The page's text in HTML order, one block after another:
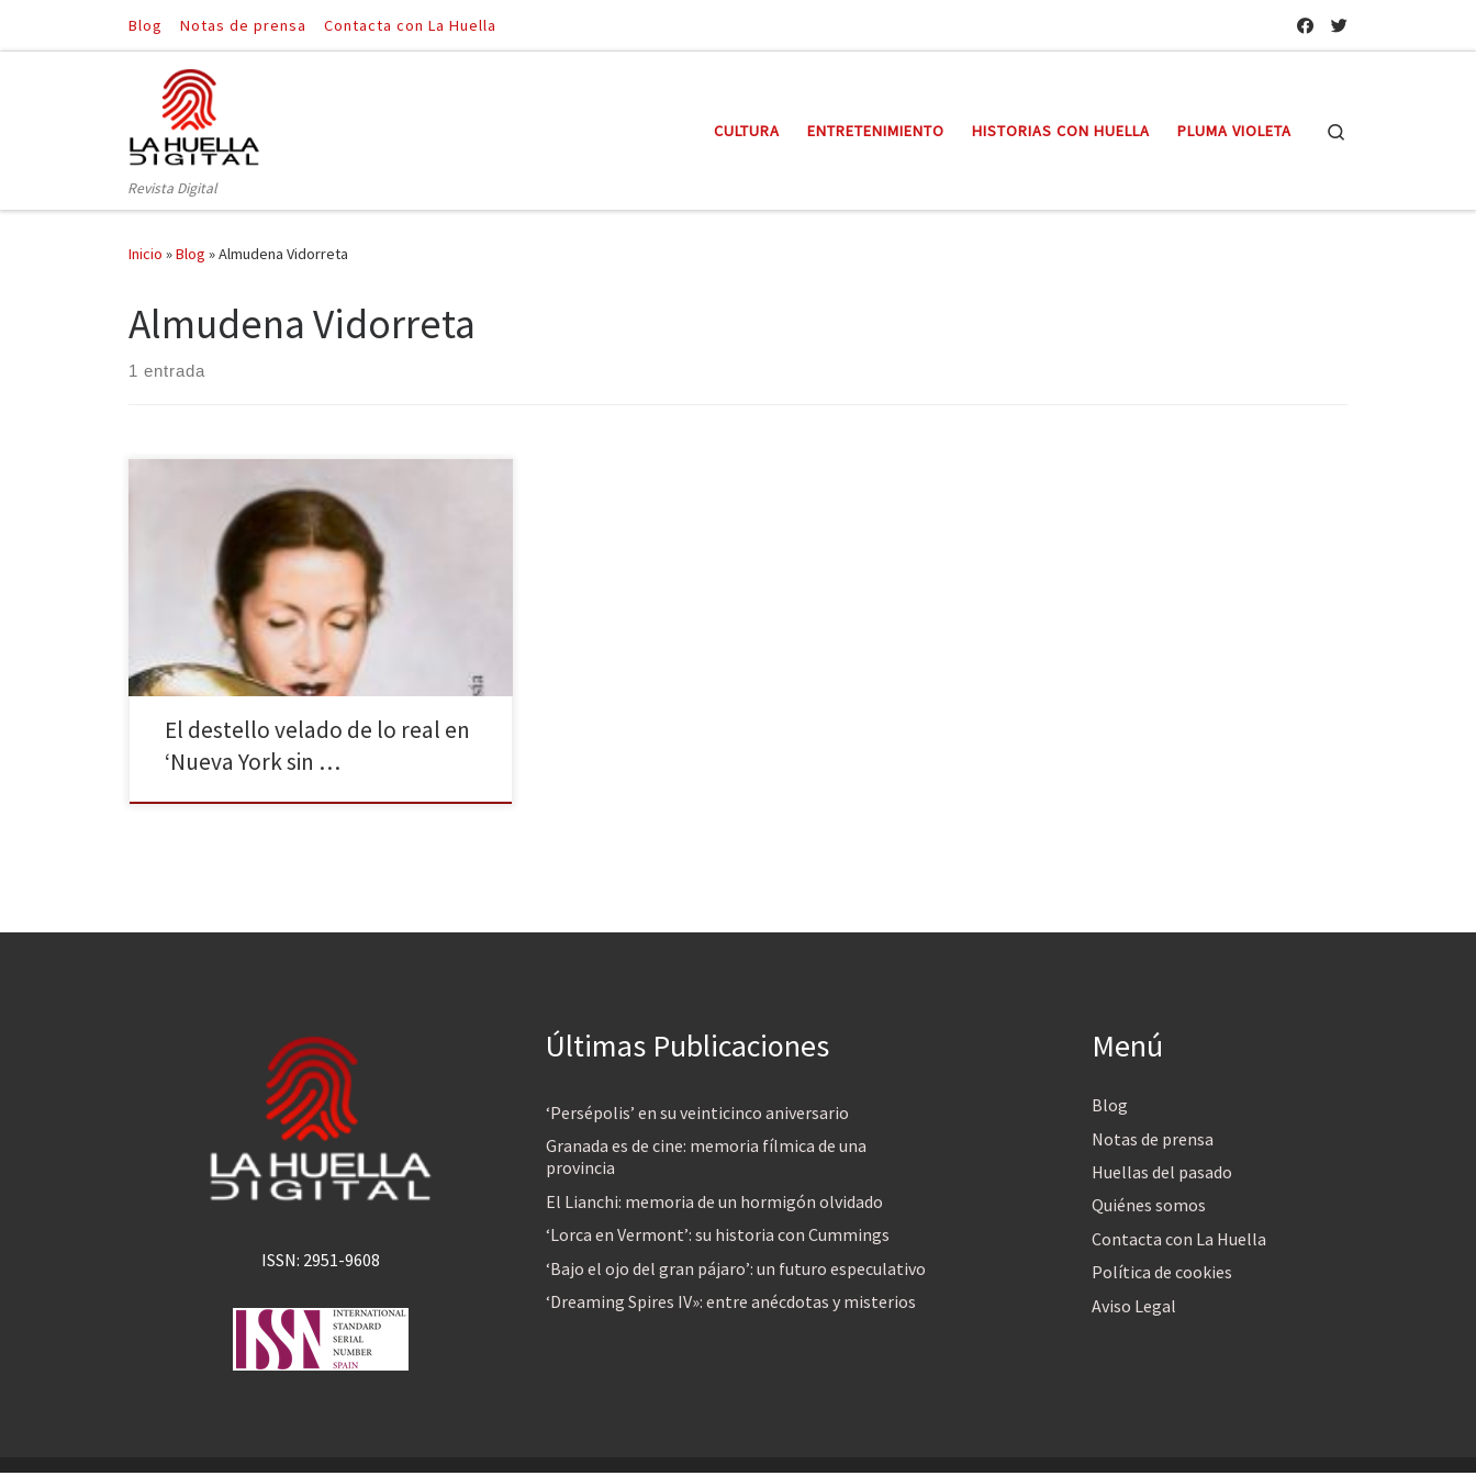
Saltar al contenido
Blog Notas de prensa Contacta con La Huella
Revista Digital
CULTURA ENTRETENIMIENTO HISTORIAS CON HUELLA PLUMA VIOLETA
Inicio »Blog »Almudena Vidorreta
Almudena Vidorreta
1 entrada
La editorial La Bella Varsovia publica Nueva York sin
querer de Almudena Vidorreta. Un poemario que nos
llevará hasta La Gran Manzana —ciudad de grandes
referencias literarias—. Entre sus líneas se escucha el
suspiro del recuerdo: propio, por un lado, debido a la
pérdida de la propia identidad que encuentra símiles
El destello velado de lo real en
‘Nueva York sin …
ISSN: 2951-9608
Últimas Publicaciones
‘Persépolis’ en su veinticinco aniversario
Granada es de cine: memoria fílmica de una
provincia
El Lianchi: memoria de un hormigón olvidado
‘Lorca en Vermont’: su historia con Cummings
‘Bajo el ojo del gran pájaro’: un futuro especulativo
‘Dreaming Spires IV»: entre anécdotas y misterios
Menú
Blog
Notas de prensa
Huellas del pasado
Quiénes somos
Contacta con La Huella
Política de cookies
Aviso Legal